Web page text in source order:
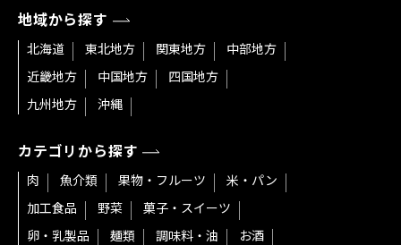
地域から探す
北海道 東北地方 関東地方
中部地方
近畿地方
中国地方
四国地方
九州地方
沖縄
カテゴリから探す
肉 魚介類 果物・フルーツ
米・パン
加工食品
野菜
菓子・スイーツ
卵・乳製品
麺類 調味料・油
お酒